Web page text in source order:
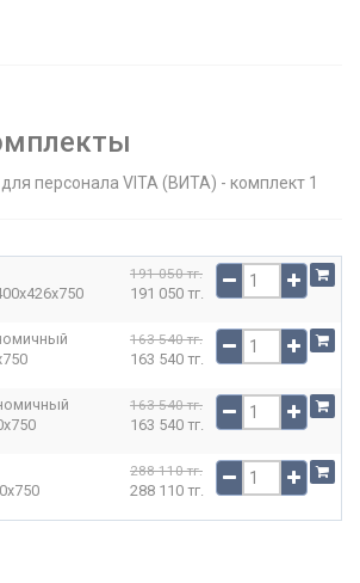
191 050 тг.
191 050 тг.
163 540 тг.
163 540 тг.
163 540 тг.
163 540 тг.
288 110 тг.
288 110 тг.